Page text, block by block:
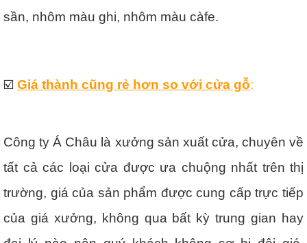
sần, nhôm màu ghi, nhôm màu càfe.
☑️ Giá thành cũng rẻ hơn so với cửa gỗ:
Công ty Á Châu là xưởng sản xuất cửa, chuyên về
tất cả các loại cửa được ưa chuộng nhất trên thị
trường, giá của sản phẩm được cung cấp trực tiếp
của giá xưởng, không qua bất kỳ trung gian hay